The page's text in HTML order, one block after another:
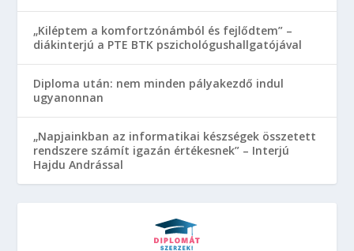
„Kiléptem a komfortzónámból és fejlődtem” –
diákinterjú a PTE BTK pszichológushallgatójával
Diploma után: nem minden pályakezdő indul
ugyanonnan
„Napjainkban az informatikai készségek összetett
rendszere számít igazán értékesnek” – Interjú
Hajdu Andrással